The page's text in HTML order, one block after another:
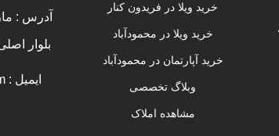
خرید ویلا در فریدون کنار
خرید ویلا در محمودآباد
خرید آپارتمان در محمودآباد
وبلاگ تخصصی
مشاهده املاک
آدرس :
بلوار
ایمیل : info [@] amlak-navan.com